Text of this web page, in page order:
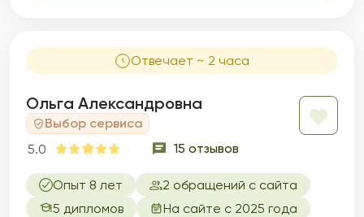
Отвечает ~ 2 часа
Ольга Александровна
Выбор сервиса
5.0
15 отзывов
Опыт 8 лет
2 обращений с сайта
5 дипломов
На сайте с 2025 года